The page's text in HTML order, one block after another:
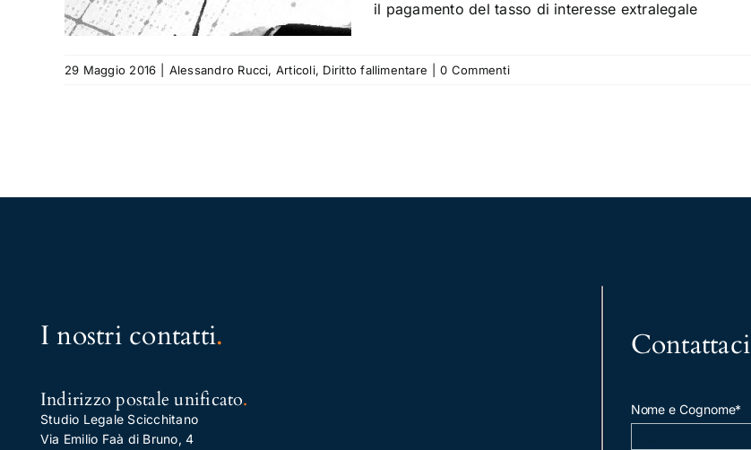
il pagamento del tasso di interesse extralegale
29 Maggio 2016 Alessandro Rucci, Articoli, Diritto fallimentare 0 Commenti
I nostri contatti.
Indirizzo postale unificato.
Studio Legale Scicchitano
Via Emilio Faà di Bruno, 4
Contattaci
Nome e Cognome*